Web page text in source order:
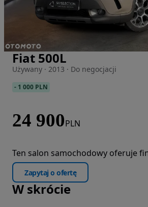
Zdjęcie 1 z 29
Fiat 500L
Używany · 2013 · Do negocjacji
- 1 000 PLN
24 900PLN
Ten salon samochodowy oferuje
Zapytaj o ofertę
W skrócie